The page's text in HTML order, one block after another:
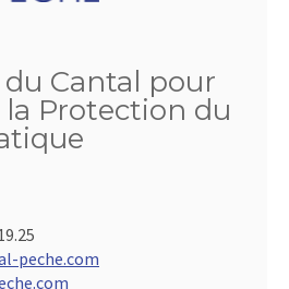
Cantal pour
la Protection du
peche.com